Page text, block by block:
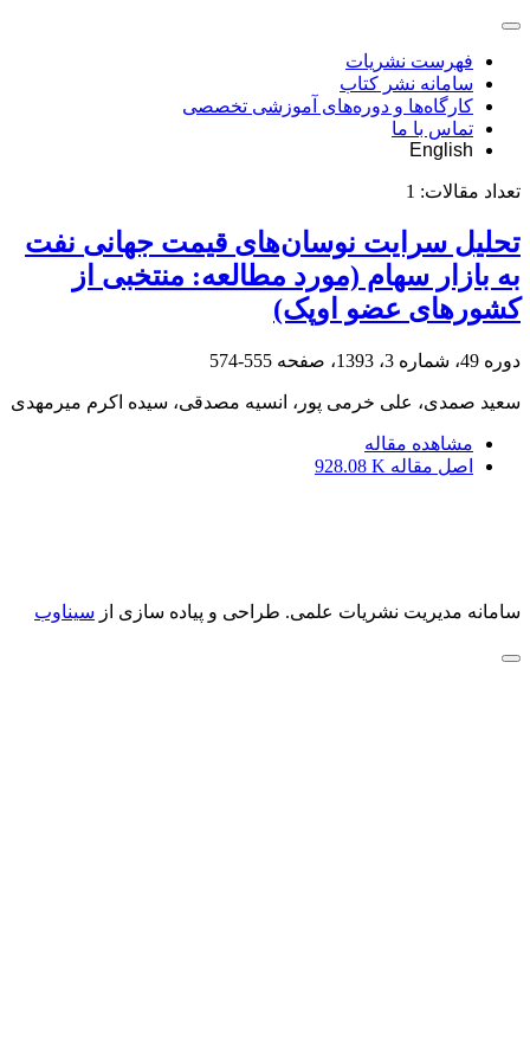
فهرست نشریات
سامانه نشر کتاب
کارگاه‌ها و دوره‌های آموزشی تخصصی
تماس با ما
English
تعداد مقالات: 1
تحلیل سرایت نوسان‌‌های قیمت‌ جهانی نفت
به بازار سهام (مورد مطالعه: منتخبی از
کشورهای عضو اوپک)
دوره 49، شماره 3، 1393، صفحه 555-574
سعید صمدی، علی خرمی پور، انسیه مصدقی، سیده اکرم میرمهدی
مشاهده مقاله
اصل مقاله 928.08 K
سامانه مدیریت نشریات علمی. طراحی و پیاده سازی از سیناوب